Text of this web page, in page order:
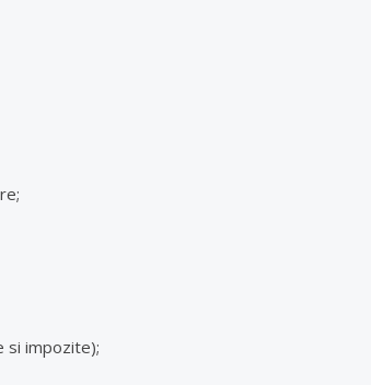
si impozite);